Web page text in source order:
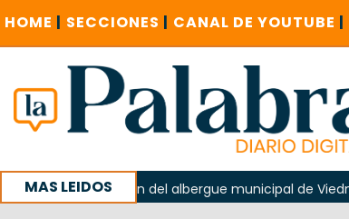
HOME | SECCIONES | CANAL DE YOUTUBE |
MAS LEIDOS
la explosión del albergue municipal de Viedma
con un encuentro provincial en Roca